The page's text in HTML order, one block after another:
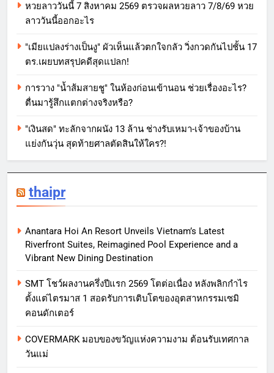
หวยลาววันนี้ 7 สิงหาคม 2569 ตรวจผลหวยลาว 7/8/69 หวย
ลาววันนี้ออกอะไร
"เมียแปลงร่างเป็นงู" ผัวเห็นแล้วตกใจกลัว วิ่งกวดกันไปชั้น 17
ตร.เผยบทสรุปคดีสุดแปลก!
การวาง "น้ำส้มสายชู" ในห้องก่อนเข้านอน ช่วยเรื่องอะไร?
ตื่นมารู้สึกแตกต่างจริงหรือ?
"เงินสด" ทะลักจากผนัง 13 ล้าน ช่างรับเหมา-เจ้าของบ้าน
แย่งกันวุ่น สุดท้ายศาลตัดสินให้ใคร?!
thaipr
Anantara Hoi An Resort Unveils Vietnam’s Latest
Riverfront Suites, Reimagined Pool Experience and a
Vibrant New Dining Destination
SMT โชว์ผลงานครึ่งปีแรก 2569 โตต่อเนื่อง หลังพลิกกำไร
ตั้งแต่ไตรมาส 1 สอดรับการเติบโตของอุตสาหกรรมเซมิ
คอนดักเตอร์
COVERMARK มอบของขวัญแห่งความงาม ต้อนรับเทศกาล
วันแม่